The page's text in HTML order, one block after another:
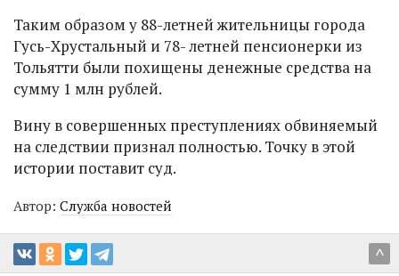
Таким образом у 88-летней жительницы города
Гусь-Хрустальный и 78- летней пенсионерки из
Тольятти были похищены денежные средства на
сумму 1 млн рублей.
Вину в совершенных преступлениях обвиняемый
на следствии признал полностью. Точку в этой
истории поставит суд.
Автор: Служба новостей
^